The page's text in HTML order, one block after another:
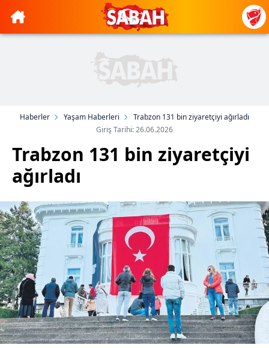
Haberler Yaşam Haberleri
Trabzon 131 bin ziyaretçiyi ağırladı
Giriş Tarihi: 26.06.2026
Trabzon 131 bin ziyaretçiyi
ağırladı